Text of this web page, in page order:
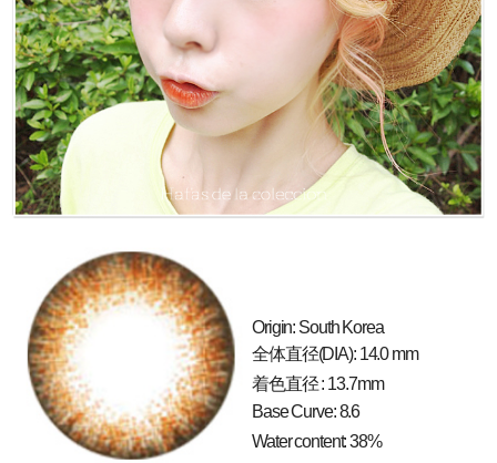
Origin: South Korea
全体直径(DIA): 14.0 mm
着色直径 : 13.7mm
Base Curve: 8.6
Water content: 38%